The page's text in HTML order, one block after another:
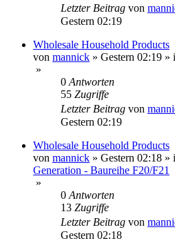
Letzter Beitrag von
Gestern 02:19
Wholesale Household Products
von mannick » Gestern 02:19 »
»
0 Antworten
55 Zugriffe
Letzter Beitrag von
Gestern 02:19
Wholesale Household Products
von mannick » Gestern 02:18 »
Generation - Baureihe F20/F21
»
0 Antworten
13 Zugriffe
Letzter Beitrag von
Gestern 02:18